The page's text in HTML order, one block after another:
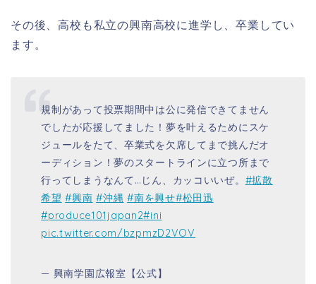
その後、高校も私立の興南高校に進学し、卒業してい
ます。
規制があって投票期間中は公に発信できてません
でしたが応援してました！夢を叶えるためにスケ
ジュールをたて、卒業式を欠席してまで挑んだオ
ーディション！夢のスタートラインに立つ所まで
行ってしまうなんて…じん、カッコいいぜ。 #拡散
希望 #興南 #沖縄 #南を興せ#松田迅
#produce101japan2#ini
pic.twitter.com/bzpmzD2VOV
— 興南学園広報室【公式】